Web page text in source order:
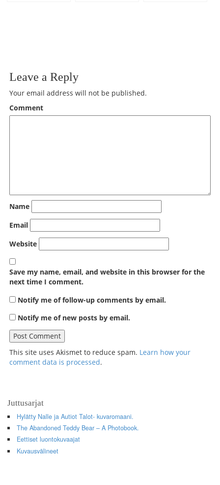
Leave a Reply
Your email address will not be published.
Comment
Name
Email
Website
Save my name, email, and website in this browser for the
next time I comment.
Notify me of follow-up comments by email.
Notify me of new posts by email.
This site uses Akismet to reduce spam. Learn how your
comment data is processed.
Juttusarjat
Hylätty Nalle ja Autiot Talot- kuvaromaani.
The Abandoned Teddy Bear – A Photobook.
Eettiset luontokuvaajat
Kuvausvälineet